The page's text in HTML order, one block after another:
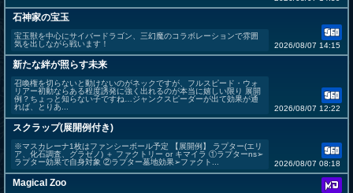
石神家の宝玉
宝玉獣を中心にサイバードラゴン、三幻魔のコラボレーションで雰囲
気を出しながら戦います！
2026/08/07 14:15
新たな絆が照らす未来
召喚権を切らないと動けないのがネックですが、フルスピード・ウォ
リアー初動ならある程度誘発に強く出れるのが本当に嬉しい限り 展開
例？ちょっと知らない子ですね…ジャンクスピーダーが出て効果が通
れば、とりあ...
2026/08/07 12:22
スクラップ(展開例付き)
※マスカレーナ1枚はファンシーボール予定 【展開例】 ラプター(エリ
ア、化石調査、グラゼノ) ＋ ファクトリー or キマイラ ①ラプターns➢
ラプター効果で自身対象 ②ラプター墓地効果➢ファクト...
2026/08/07 08:18
Magical Zoo